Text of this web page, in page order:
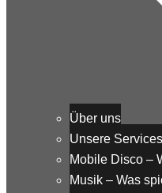
Über uns
Unsere
Mobile Disco –
Musik – Was